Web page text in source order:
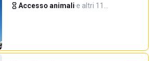
Accesso animali·e altri 11…